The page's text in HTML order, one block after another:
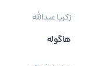
زکریا عبدالله
هاگوله